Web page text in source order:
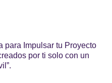
para Impulsar tu Proyecto
por ti solo con un